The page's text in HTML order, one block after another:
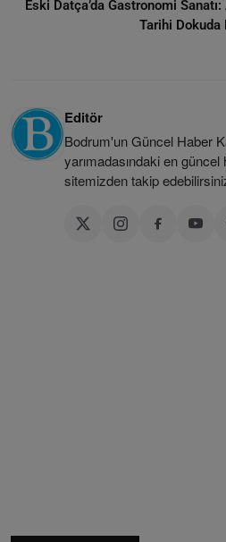
Eski Datça’da Gastronomi
Tarihi Dokuda
Editör
Bodrum'un Güncel Haber
yarımadasındaki en
sitemizden takip